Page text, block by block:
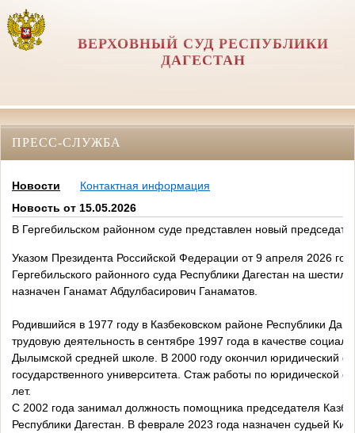
ВЕРХОВНЫЙ СУД РЕСПУБЛИКИ
ДАГЕСТАН
ПРЕСС-СЛУЖБА
Новости
Контактная информация
Новость от 15.05.2026
В Гергебильском районном суде представлен новый
Указом Президента Российской Федерации от 9 апреля 2026
Гергебильского районного суда Республики Дагестан на
назначен Ганамат Абдулбасирович Ганаматов.
Родившийся в 1977 году в Казбековском районе Республики
трудовую деятельность в сентябре 1997 года в качестве
Дылымской средней школе. В 2000 году окончил юридический
государственного университета. Стаж работы по юридической
лет.
С 2002 года занимал должность помощника председателя
Республики Дагестан. В феврале 2023 года назначен судьей